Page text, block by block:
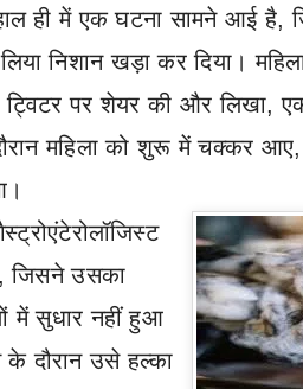
ही में एक घटना सामने आई है,
निशान खड़ा कर दिया।
ट्विटर पर शेयर की और लिखा,
महिला को शुरू में चक्कर आए
,जिसने उसका
में सुधार नहीं हुआ
दौरान उसे हल्का